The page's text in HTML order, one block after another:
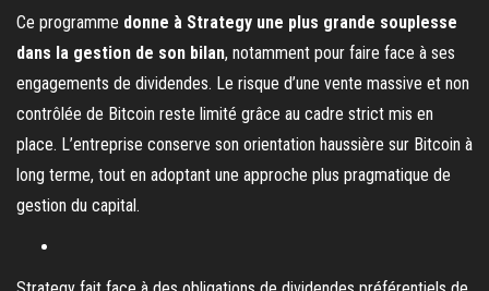
Ce programme donne à Strategy une plus grande souplesse
dans la gestion de son bilan, notamment pour faire face à ses
engagements de dividendes. Le risque d’une vente massive et non
contrôlée de Bitcoin reste limité grâce au cadre strict mis en
place. L’entreprise conserve son orientation haussière sur Bitcoin à
long terme, tout en adoptant une approche plus pragmatique de
gestion du capital.